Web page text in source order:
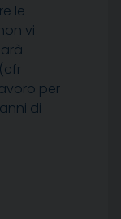
le
vi
per
di